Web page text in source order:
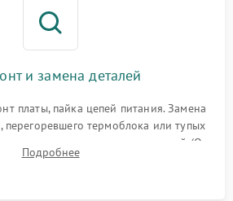
и замена деталей
платы, пайка цепей питания. Замена
термоблока или тупых
новых силиконовых уплотнителей (O-
трубок для надежного устранения
Подробнее